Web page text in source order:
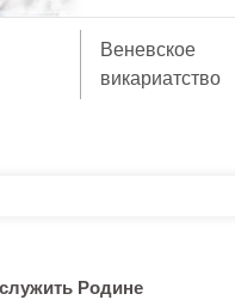
Веневское
викариатство
Родине